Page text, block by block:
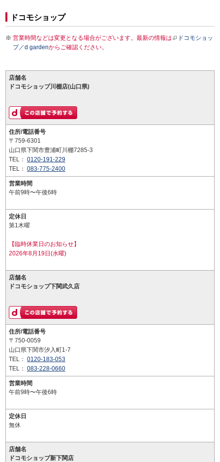
ドコモショップ
営業時間などは変更となる場合がございます。最新の情報は
ドコモショッ
プ／d gardenからご確認ください。
店舗名
ドコモショップ川棚店(山口県)
住所/電話番号
〒759-6301
山口県下関市豊浦町川棚7285-3
TEL： 0120-191-229
TEL： 083-775-2400
営業時間
午前9時〜午後6時
定休日
第1木曜
【臨時休業日のお知らせ】
2026年8月19日(水曜)
店舗名
ドコモショップ下関武久店
住所/電話番号
〒750-0059
山口県下関市汐入町1-7
TEL： 0120-183-053
TEL： 083-228-0660
営業時間
午前9時〜午後6時
定休日
無休
店舗名
ドコモショップ新下関店